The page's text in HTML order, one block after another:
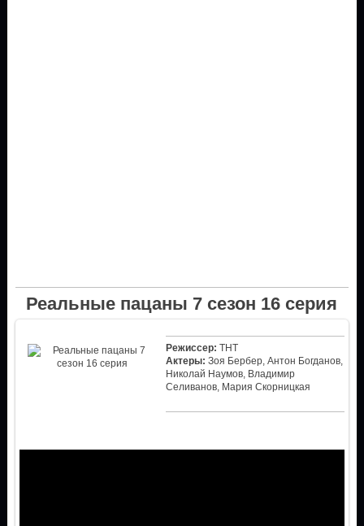
Реальные пацаны 7 сезон 16 серия
Режиссер: ТНТ
Актеры: Зоя Бербер, Антон Богданов,
Николай Наумов, Владимир
Селиванов, Мария Скорницкая